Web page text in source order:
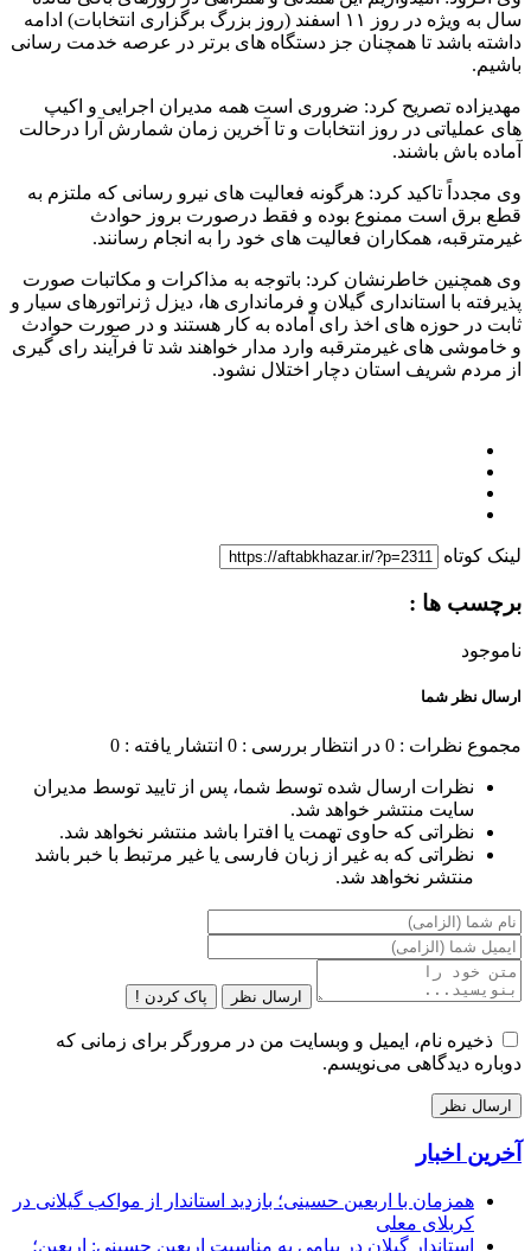
سال به ویژه در روز ۱۱ اسفند (روز بزرگ برگزاری انتخابات) ادامه
داشته باشد تا همچنان جز دستگاه های برتر در عرصه خدمت رسانی
باشیم.
مهدیزاده تصریح کرد: ضروری است همه مدیران اجرایی و اکیپ
های عملیاتی در روز انتخابات و تا آخرین زمان شمارش آرا درحالت
آماده باش باشند.
وی مجدداً تاکید کرد: هرگونه فعالیت های نیرو رسانی که ملتزم به
قطع برق است ممنوع بوده و فقط درصورت بروز حوادث
غیرمترقبه، همکاران فعالیت های خود را به انجام رسانند.
وی همچنین خاطرنشان کرد: باتوجه به مذاکرات و مکاتبات صورت
پذیرفته با استانداری گیلان و فرمانداری ها، دیزل ژنراتورهای سیار و
ثابت در حوزه های اخذ رای آماده به کار هستند و در صورت حوادث
و خاموشی های غیرمترقبه وارد مدار خواهند شد تا فرآیند رای گیری
از مردم شریف استان دچار اختلال نشود.
لینک کوتاه
برچسب ها :
ناموجود
ارسال نظر شما
مجموع نظرات : 0 در انتظار بررسی : 0 انتشار یافته : 0
نظرات ارسال شده توسط شما، پس از تایید توسط مدیران
سایت منتشر خواهد شد.
نظراتی که حاوی تهمت یا افترا باشد منتشر نخواهد شد.
نظراتی که به غیر از زبان فارسی یا غیر مرتبط با خبر باشد
منتشر نخواهد شد.
ارسال نظر پاک کردن !
ذخیره نام، ایمیل و وبسایت من در مرورگر برای زمانی که
دوباره دیدگاهی می‌نویسم.
آخرین اخبار
همزمان با اربعین حسینی؛ بازدید استاندار از مواکب گیلانی در
کربلای معلی
استاندار گیلان در پیامی به مناسبت اربعین حسینی: اربعین؛